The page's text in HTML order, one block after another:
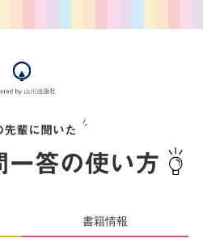
書籍情報